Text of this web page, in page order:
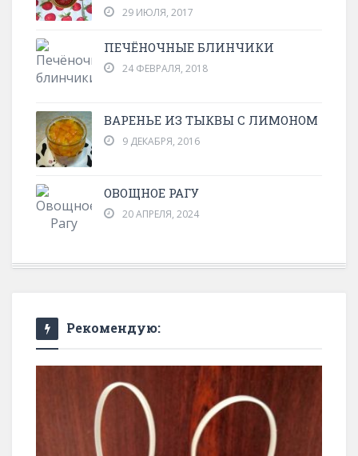
29 ИЮЛЯ, 2017
ПЕЧЁНОЧНЫЕ БЛИНЧИКИ
24 ФЕВРАЛЯ, 2018
ВАРЕНЬЕ ИЗ ТЫКВЫ С ЛИМОНОМ
9 ДЕКАБРЯ, 2016
ОВОЩНОЕ РАГУ
20 АПРЕЛЯ, 2024
Рекомендую: